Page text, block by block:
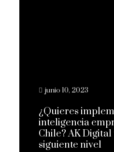
junio 10, 2023
¿Quieres
inteligencia
Chile? AK
siguiente nivel